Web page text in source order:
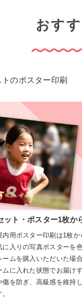
おす
のポスター印刷
ット・ポスター1枚か
内用ポスター印刷は1枚か
に入りの写真ポスターを
ームを購入いただいた場
ムに入れた状態でお届け
傷を防ぎ、高級感を維持